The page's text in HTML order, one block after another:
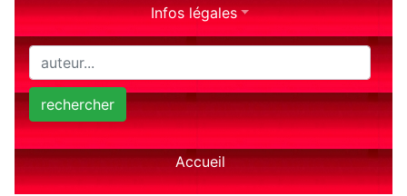
Infos légales
rechercher
Accueil